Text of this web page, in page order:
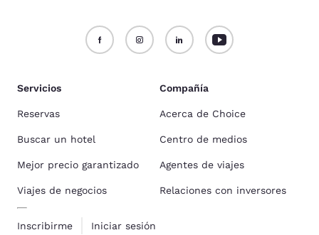
Servicios
Reservas
Buscar un hotel
Mejor precio garantizado
Viajes de negocios
Inscribirme Iniciar sesión
Compañía
Acerca de Choice
Centro de medios
Agentes de viajes
Relaciones con inversores